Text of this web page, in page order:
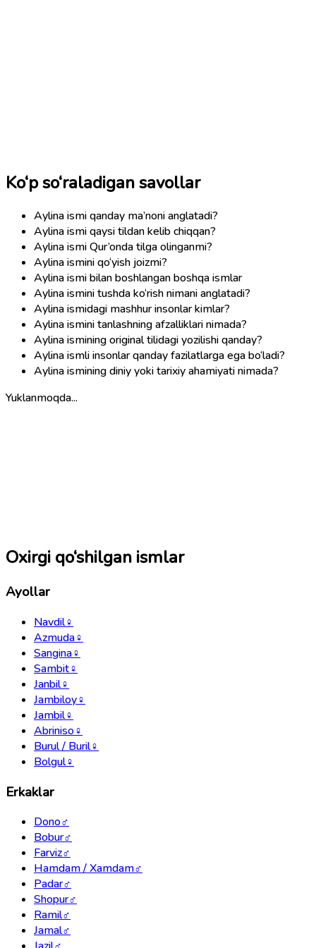
Ko‘p so‘raladigan savollar
Aylina ismi qanday ma’noni anglatadi?
Aylina ismi qaysi tildan kelib chiqqan?
Aylina ismi Qur’onda tilga olinganmi?
Aylina ismini qo‘yish joizmi?
Aylina ismi bilan boshlangan boshqa ismlar
Aylina ismini tushda ko‘rish nimani anglatadi?
Aylina ismidagi mashhur insonlar kimlar?
Aylina ismini tanlashning afzalliklari nimada?
Aylina ismining original tilidagi yozilishi qanday?
Aylina ismli insonlar qanday fazilatlarga ega bo‘ladi?
Aylina ismining diniy yoki tarixiy ahamiyati nimada?
Yuklanmoqda...
Oxirgi qo‘shilgan ismlar
Ayollar
Navdil♀
Azmuda♀
Sangina♀
Sambit♀
Janbil♀
Jambiloy♀
Jambil♀
Abriniso♀
Burul / Buril♀
Bolgul♀
Erkaklar
Dono♂
Bobur♂
Farviz♂
Hamdam / Xamdam♂
Padar♂
Shopur♂
Ramil♂
Jamal♂